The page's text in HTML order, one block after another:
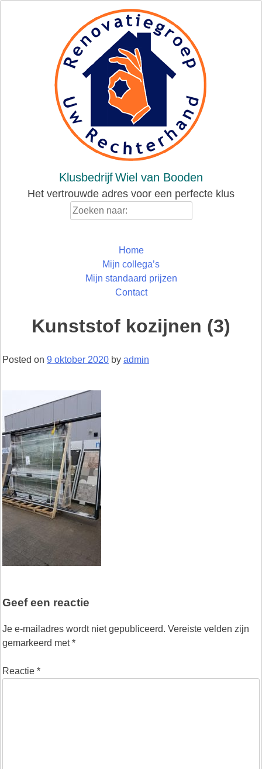
KlusbedrijfWiel van Booden
Het vertrouwde adres voor een perfecte klus
Home
Mijn collega’s
Mijn standaard prijzen
Contact
Kunststof kozijnen (3)
Posted on 9 oktober 2020 by admin
Geef een reactie
Je e-mailadres wordt niet gepubliceerd. Vereiste velden zijn
gemarkeerd met*
Reactie *